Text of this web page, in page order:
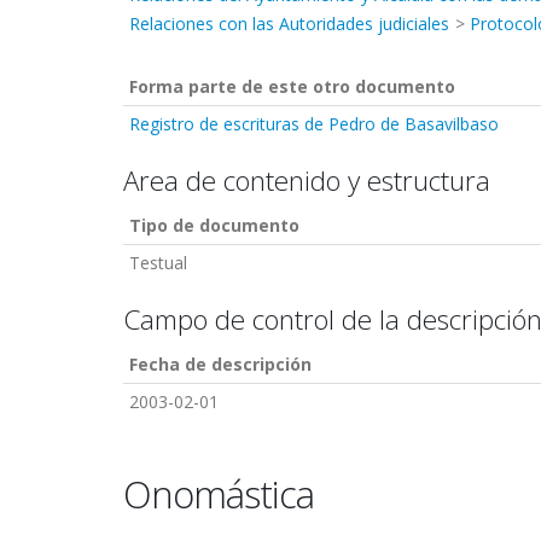
Relaciones con las Autoridades judiciales
Forma parte de este otro documento
Registro de escrituras de Pedro de Basavilbaso
Area de contenido y estructura
Tipo de documento
Testual
Campo de control de la descripción
Fecha de descripción
2003-02-01
Onomástica